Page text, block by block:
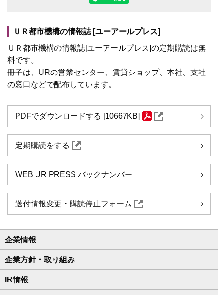
ＵＲ都市機構の情報誌 [ユーアールプレス]
ＵＲ都市機構の情報誌[ユーアールプレス]の定期購読は無
料です。
冊子は、URの営業センター、賃貸ショップ、本社、支社
の窓口などで配布しています。
PDFでダウンロードする [10667KB]
定期購読をする
WEB UR PRESS バックナンバー
送付情報変更・購読停止フォーム
企業情報
企業方針・取り組み
IR情報